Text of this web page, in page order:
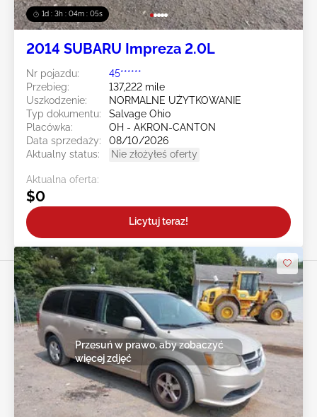
1d : 3h : 04m : 02s
2014 SUBARU Impreza 2.0L
Nr pojazdu:
45******
Przebieg:
137,222 mile
Uszkodzenie:
NORMALNE UŻYTKOWANIE
Typ dokumentu:
Salvage Ohio
Placówka:
OH - AKRON-CANTON
Data sprzedaży:
08/10/2026
Aktualny status:
Nie złożyłeś oferty
Aktualna oferta:
$0
Licytuj teraz!
Przesuń w prawo, aby zobaczyć
więcej zdjęć